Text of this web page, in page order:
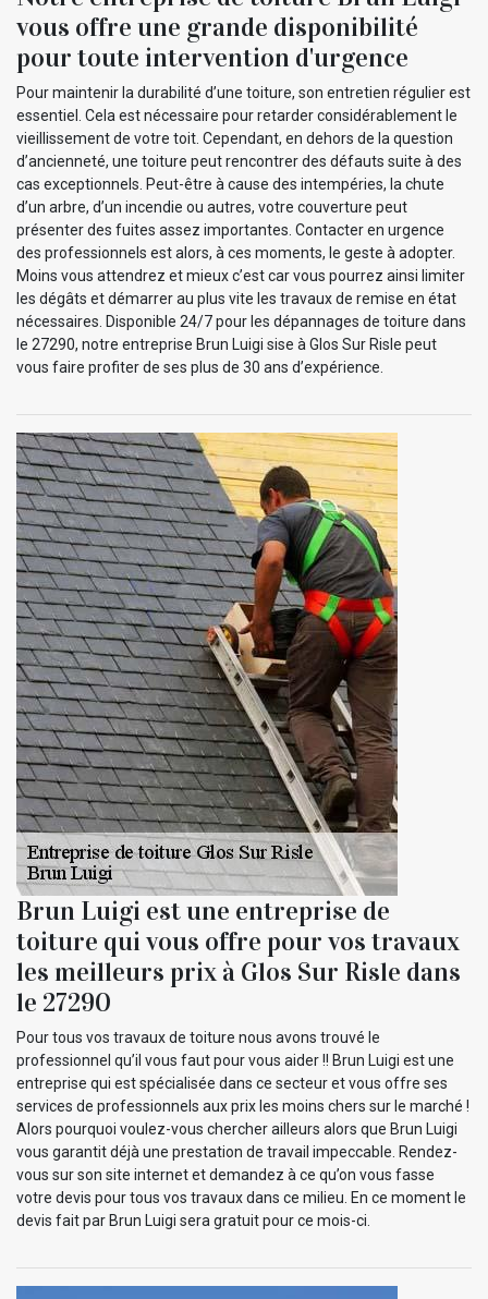
vous offre une grande disponibilité
pour toute intervention d'urgence
Pour maintenir la durabilité d’une toiture, son entretien régulier est
essentiel. Cela est nécessaire pour retarder considérablement le
vieillissement de votre toit. Cependant, en dehors de la question
d’ancienneté, une toiture peut rencontrer des défauts suite à des
cas exceptionnels. Peut-être à cause des intempéries, la chute
d’un arbre, d’un incendie ou autres, votre couverture peut
présenter des fuites assez importantes. Contacter en urgence
des professionnels est alors, à ces moments, le geste à adopter.
Moins vous attendrez et mieux c’est car vous pourrez ainsi limiter
les dégâts et démarrer au plus vite les travaux de remise en état
nécessaires. Disponible 24/7 pour les dépannages de toiture dans
le 27290, notre entreprise Brun Luigi sise à Glos Sur Risle peut
vous faire profiter de ses plus de 30 ans d’expérience.
Brun Luigi est une entreprise de
toiture qui vous offre pour vos travaux
les meilleurs prix à Glos Sur Risle dans
le 27290
Pour tous vos travaux de toiture nous avons trouvé le
professionnel qu’il vous faut pour vous aider !! Brun Luigi est une
entreprise qui est spécialisée dans ce secteur et vous offre ses
services de professionnels aux prix les moins chers sur le marché !
Alors pourquoi voulez-vous chercher ailleurs alors que Brun Luigi
vous garantit déjà une prestation de travail impeccable. Rendez-
vous sur son site internet et demandez à ce qu’on vous fasse
votre devis pour tous vos travaux dans ce milieu. En ce moment le
devis fait par Brun Luigi sera gratuit pour ce mois-ci.